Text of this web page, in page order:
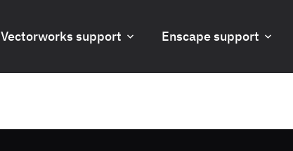
Vectorworks support Enscape support